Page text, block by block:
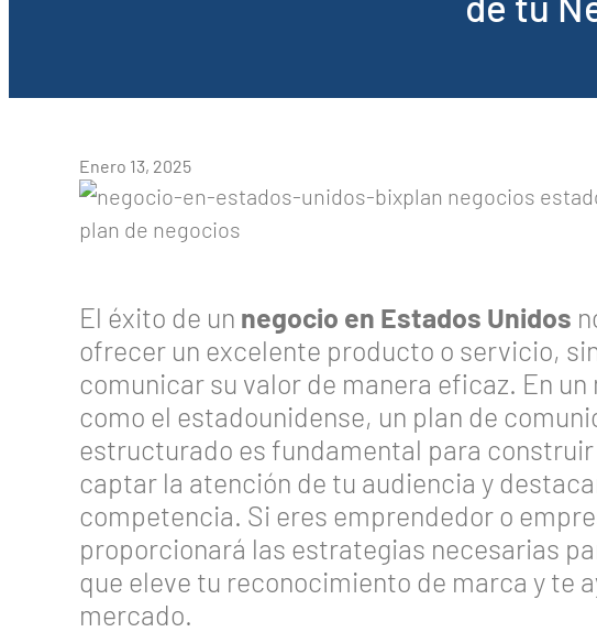
Enero 13, 2025
El éxito de un negocio en Estados Unidos
ofrecer un excelente producto o servicio,
comunicar su valor de manera eficaz. En
como el estadounidense, un plan de
estructurado es fundamental para
captar la atención de tu audiencia y
competencia. Si eres emprendedor o
proporcionará las estrategias necesarias
que eleve tu reconocimiento de marca y te
mercado.